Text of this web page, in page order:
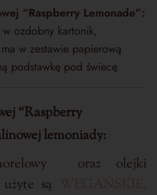
“Raspberry Lemonade”:
ozdobny kartonik,
w zestawie papierową
podstawkę pod świecę
“Raspberry
lemoniady:
oraz olejki
są